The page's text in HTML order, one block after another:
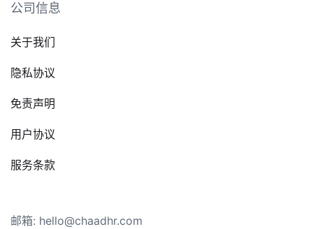
公司信息
关于我们
隐私协议
免责声明
用户协议
服务条款
邮箱: hello@chaadhr.com